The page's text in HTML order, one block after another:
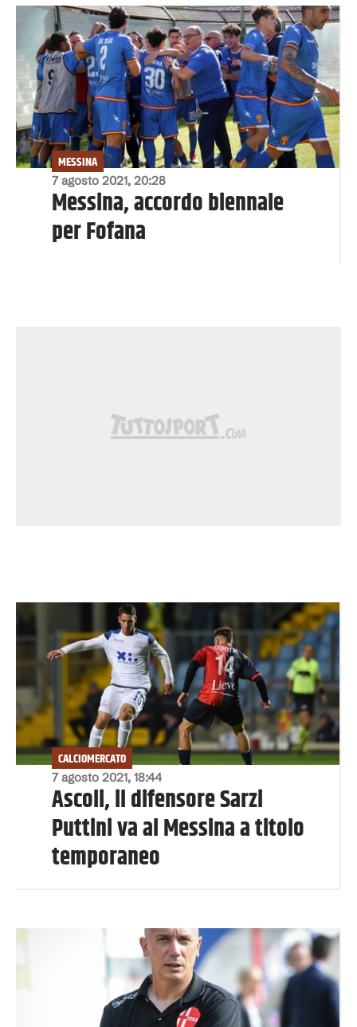
7 agosto 2021, 20:28
MESSINA
Messina, accordo biennale
per Fofana
7 agosto 2021, 18:44
CALCIOMERCATO
Ascoli, il difensore Sarzi
Puttini va al Messina a titolo
temporaneo